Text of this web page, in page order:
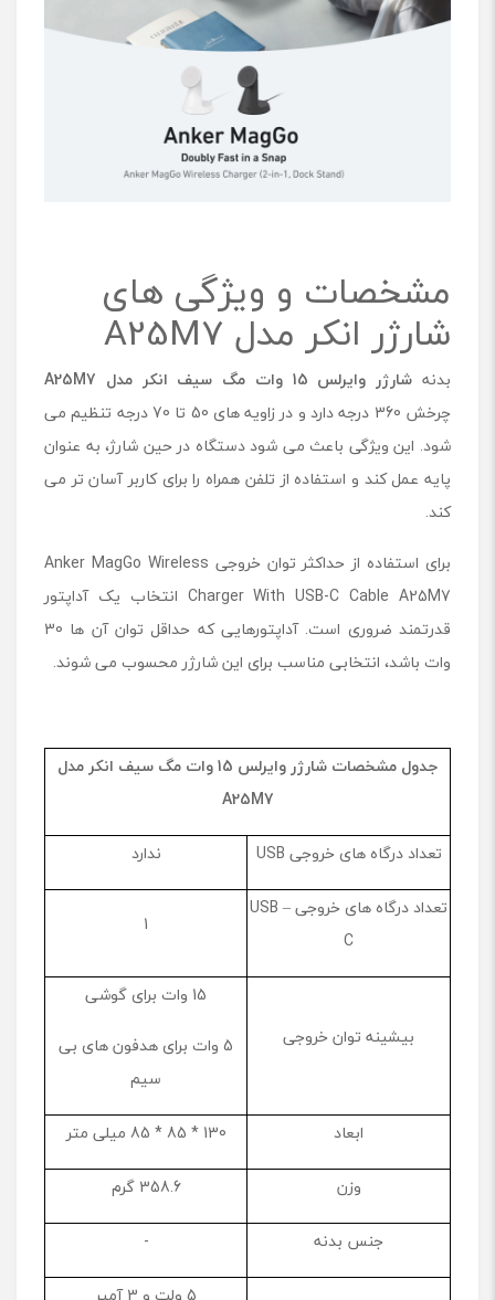
مشخصات و ویژگی های
شارژر انکر مدل A25M7
بدنه شارژر وایرلس 15 وات مگ سیف انکر مدل
A25M7
چرخش 360 درجه دارد و در زاویه های 50 تا 70 درجه تنظیم می
شود. این ویژگی باعث می شود دستگاه در حین شارژ، به عنوان
پایه عمل کند و استفاده از تلفن همراه را برای کاربر آسان تر می
کند.
برای استفاده از حداکثر توان خروجی Anker MagGo Wireless
Charger With USB-C Cable A25M7 انتخاب یک آداپتور
قدرتمند ضروری است. آداپتورهایی که حداقل توان آن ها 30
وات باشد، انتخابی مناسب برای این شارژر محسوب می شوند.
جدول مشخصات شارژر وایرلس 15 وات مگ سیف انکر مدل
A25M7
تعداد درگاه های خروجی USB
ندارد
تعداد درگاه های خروجی USB –
C
1
بیشینه توان خروجی
15 وات برای گوشی
5 وات برای هدفون های بی
سیم
ابعاد
130 * 85 * 85 میلی متر
وزن
358.6 گرم
جنس بدنه
-